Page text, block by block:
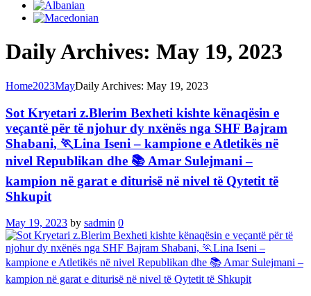
Daily Archives: May 19, 2023
Home2023MayDaily Archives: May 19, 2023
Sot Kryetari z.Blerim Bexheti kishte kënaqësin e
veçantë për të njohur dy nxënës nga SHF Bajram
Shabani, 🏃Lina Iseni – kampione e Atletikës në
nivel Republikan dhe 📚 Amar Sulejmani –
kampion në garat e diturisë në nivel të Qytetit të
Shkupit
May 19, 2023 by sadmin 0